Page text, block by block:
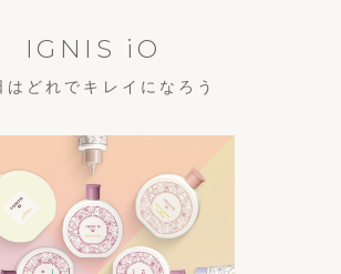
IGNIS iO
はどれでキレイになろう